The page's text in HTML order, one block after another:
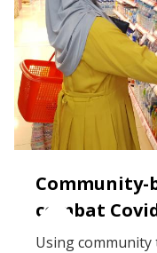
combat
Using